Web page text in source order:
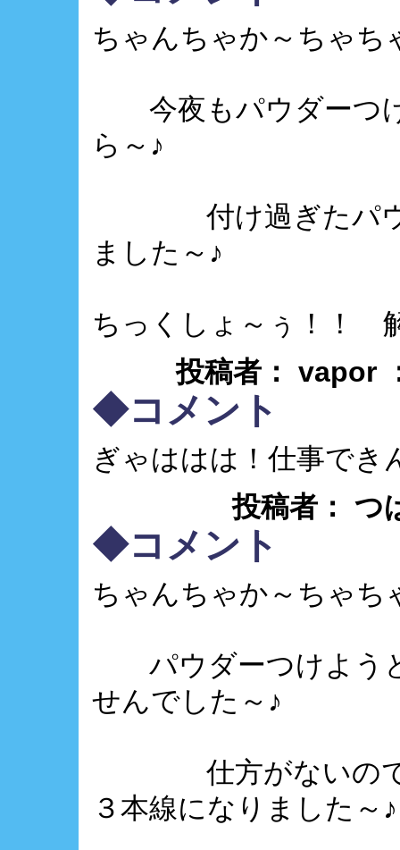
ちゃんちゃか～ちゃち
今夜もパウダーつ
ら～♪
付け過ぎたパウ
ました～♪
ちっくしょ～ぅ！！
投稿者： vapor
◆コメント
ぎゃははは！仕事でき
投稿者： つ
◆コメント
ちゃんちゃか～ちゃち
パウダーつけよう
せんでした～♪
仕方がないので
３本線になりました～♪